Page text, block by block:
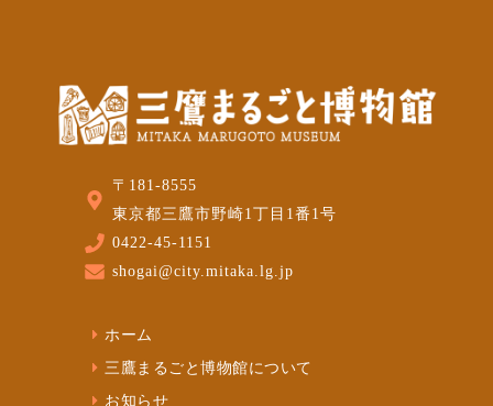
〒181-8555
東京都三鷹市野崎1丁目1番1号
0422-45-1151
shogai@city.mitaka.lg.jp
ホーム
三鷹まるごと博物館について
お知らせ